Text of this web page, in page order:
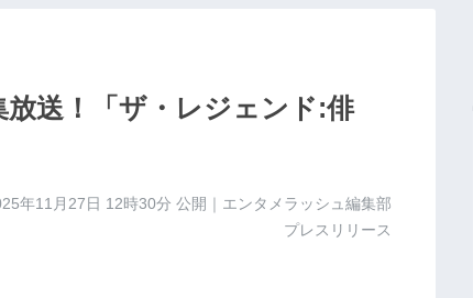
送！「ザ・レジェンド:俳
年11月27日 12時30分 公開｜エンタメラッシュ編集部
プレスリリース